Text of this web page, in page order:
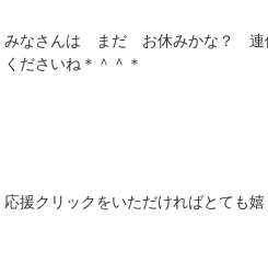
みなさんは まだ お休みかな？ 連
くださいね＊＾＾＊
応援クリックをいただければとても嬉